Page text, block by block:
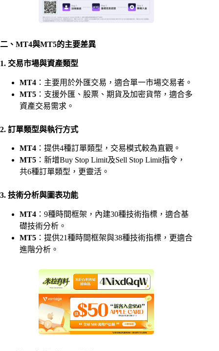
二、MT4與MT5的主要差異
1. 交易市場與資產類型
MT4 ：主要用於外匯交易，適合單一市場交易者。
MT5 ：支援外匯、股票、期貨及加密貨幣，適合多
資產交易需求。
2. 訂單類型與執行方式
MT4 ：提供4種訂單類型，交易模式較為直觀。
MT5 ：新增Buy Stop Limit及Sell Stop Limit指令，
共6種訂單類型，更靈活。
3. 技術分析與圖表功能
MT4 ：9種時間框架，內建30種技術指標，適合基
礎技術分析。
MT5 ：提供21種時間框架與38種技術指標，更適合
進階分析。